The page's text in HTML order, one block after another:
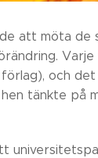
att möta de
och
tänkte på